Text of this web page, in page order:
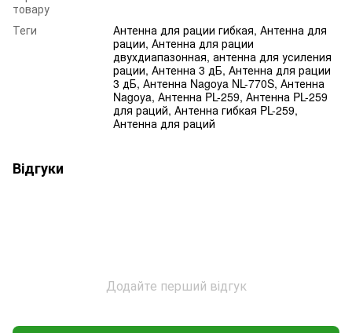
товару
Теги
Антенна для рации гибкая, Антенна для
рации, Антенна для рации
двухдиапазонная, антенна для усиления
рации, Антенна 3 дБ, Антенна для рации
3 дБ, Антенна Nagoya NL-770S, Антенна
Nagoya, Антенна PL-259, Антенна PL-259
для раций, Антенна гибкая PL-259,
Антенна для раций
Відгуки
Додайте перший відгук